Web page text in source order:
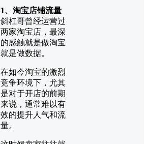
1、淘宝店铺流量
斜杠哥曾经运营过
两家淘宝店，最深
的感触就是做淘宝
就是做数据。
在如今淘宝的激烈
竞争环境下，尤其
是对于开店的前期
来说，通常难以有
效的提升人气和流
量。